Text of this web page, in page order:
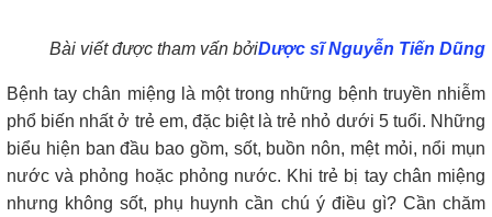
Bài viết được tham vấn bởiDược sĩ Nguyễn Tiến Dũng
Bệnh tay chân miệng là một trong những bệnh truyền nhiễm
phổ biến nhất ở trẻ em, đặc biệt là trẻ nhỏ dưới 5 tuổi. Những
biểu hiện ban đầu bao gồm, sốt, buồn nôn, mệt mỏi, nổi mụn
nước và phỏng hoặc phỏng nước. Khi trẻ bị tay chân miệng
nhưng không sốt, phụ huynh cần chú ý điều gì? Cần chăm